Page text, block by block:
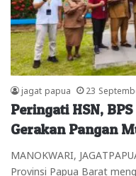
jagat papua 23
Peringati HSN,
Gerakan Pangan
MANOKWARI,
Provinsi Papua Barat